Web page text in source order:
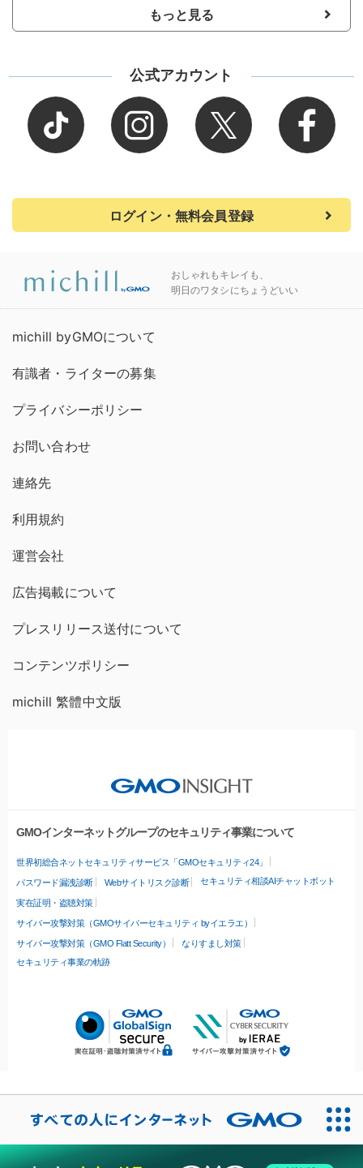
もっと見る
公式アカウント
ログイン・無料会員登録
おしゃれもキレイも、
明日のワタシにちょうどいい
michill byGMOについて
有識者・ライターの募集
プライバシーポリシー
お問い合わせ
連絡先
利用規約
運営会社
広告掲載について
プレスリリース送付について
コンテンツポリシー
michill 繁體中文版
GMOインターネットグループのセキュリティ事業について
世界初総合ネットセキュリティサービス「GMOセキュリティ24」
パスワード漏洩診断 Webサイトリスク診断 セキュリティ相談AIチャットボット
実在証明・盗聴対策
サイバー攻撃対策（GMOサイバーセキュリティ byイエラエ）
サイバー攻撃対策（GMO Flatt Security）
なりすまし対策
セキュリティ事業の軌跡